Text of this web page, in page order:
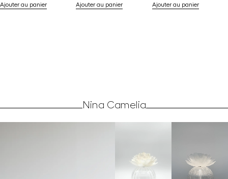
Ajouter au panier Ajouter au panier Ajouter au panier
Nina Camelia